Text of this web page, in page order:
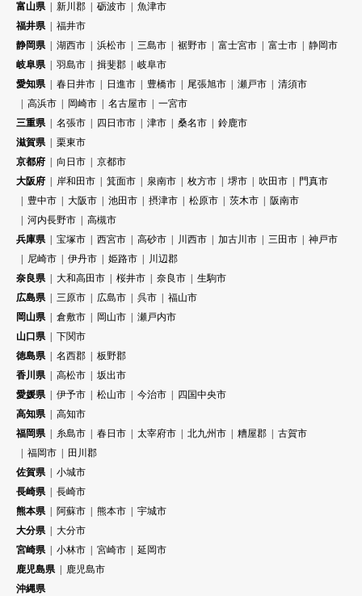
富山県
新川郡 砺波市
魚津市
福井県
福井市
静岡県
湖西市 浜松市 三島市 裾野市 富士宮市 富士市
静岡市
岐阜県
羽島市 揖斐郡
岐阜市
愛知県
春日井市 日進市 豊橋市 尾張旭市 瀬戸市
清須市
高浜市
岡崎市 名古屋市
一宮市
三重県
名張市 四日市市 津市 桑名市
鈴鹿市
滋賀県
栗東市
京都府
向日市
京都市
大阪府
岸和田市 箕面市 泉南市 枚方市 堺市 吹田市
門真市
豊中市
大阪市 池田市 摂津市 松原市 茨木市
阪南市
河内長野市
高槻市
兵庫県
宝塚市 西宮市 高砂市 川西市 加古川市 三田市
神戸市
尼崎市
伊丹市 姫路市
川辺郡
奈良県
大和高田市 桜井市 奈良市
生駒市
広島県
三原市 広島市 呉市
福山市
岡山県
倉敷市 岡山市
瀬戸内市
山口県
下関市
徳島県
名西郡
板野郡
香川県
高松市
坂出市
愛媛県
伊予市 松山市 今治市
四国中央市
高知県
高知市
福岡県
糸島市 春日市 太宰府市 北九州市 糟屋郡
古賀市
福岡市
田川郡
佐賀県
小城市
長崎県
長崎市
熊本県
阿蘇市 熊本市
宇城市
大分県
大分市
宮崎県
小林市 宮崎市
延岡市
鹿児島県
鹿児島市
沖縄県